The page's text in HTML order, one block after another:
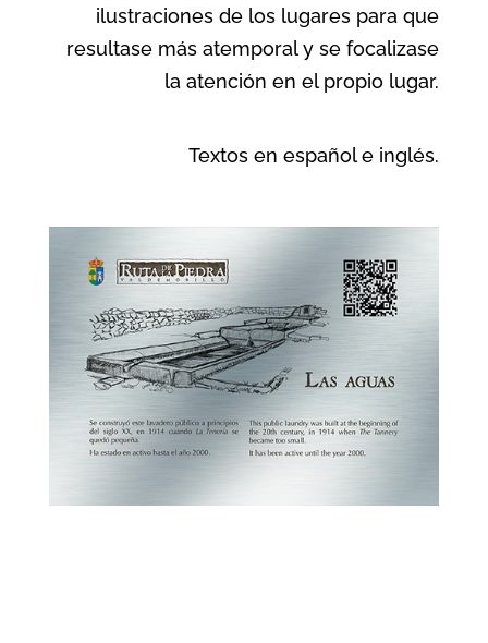
ilustraciones de los lugares para que
resultase más atemporal y se focalizase
la atención en el propio lugar.
Textos en español e inglés.